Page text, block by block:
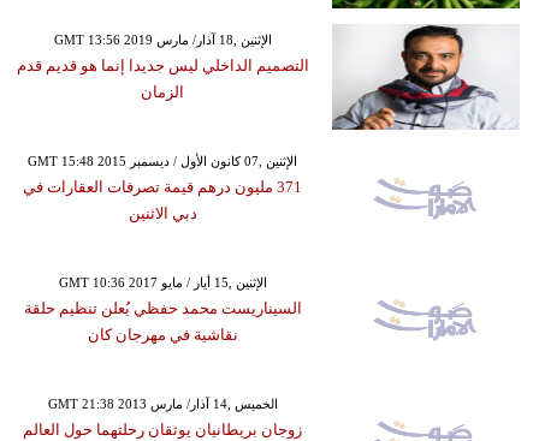
GMT 13:56 2019 الإثنين ,18 آذار/ مارس
التصميم الداخلي ليس جديدا إنما هو قديم قدم
الزمان
GMT 15:48 2015 الإثنين ,07 كانون الأول / ديسمبر
371 مليون درهم قيمة تصرفات العقارات في
دبي الاثنين
GMT 10:36 2017 الإثنين ,15 أيار / مايو
السيناريست محمد حفظي يُعلن تنظيم حلقة
نقاشية في مهرجان كان
GMT 21:38 2013 الخميس ,14 آذار/ مارس
زوجان بريطانيان يوثقان رحلتهما حول العالم